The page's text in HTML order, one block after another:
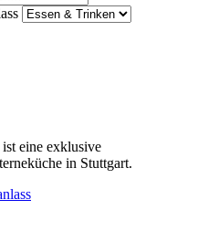
eine exklusive
in Stuttgart.